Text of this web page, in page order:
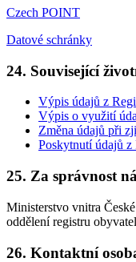
Czech POINT
Datové schránky
24. Související
Výpis údajů z
Výpis o využití
Změna údajů při
Poskytnutí údajů z
25. Za správnost
Ministerstvo vnitra
oddělení registru obyvatel
26. Kontaktní